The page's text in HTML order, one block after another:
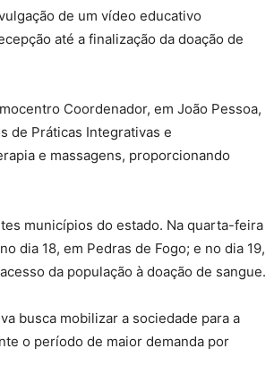
de um vídeo educativo
até a finalização da doação de
Coordenador, em João Pessoa,
de Práticas Integrativas e
e massagens, proporcionando
municípios do estado. Na quarta-feira
dia 18, em Pedras de Fogo; e no dia 19,
da população à doação de sangue.
busca mobilizar a sociedade para a
o período de maior demanda por